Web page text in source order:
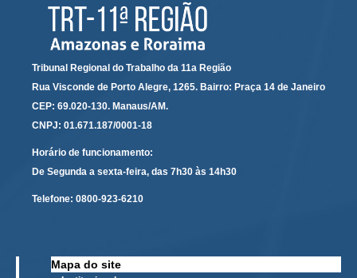
Tribunal Regional do Trabalho da 11a Região
Rua Visconde de Porto Alegre, 1265. Bairro: Praça 14 de Janeiro
CEP: 69.020-130. Manaus/AM.
CNPJ: 01.671.187/0001-18
Horário de funcionamento:
De Segunda a sexta-feira, das 7h30 às 14h30
Telefone: 0800-923-6210
Mapa do site